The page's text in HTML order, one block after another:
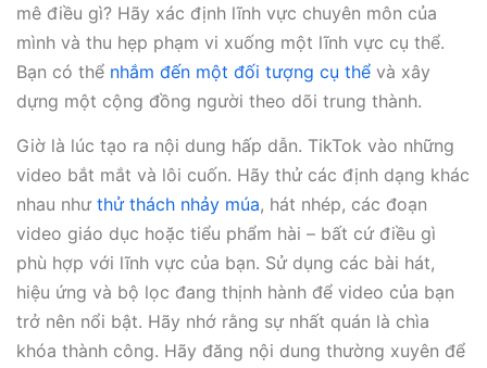
mê điều gì? Hãy xác định lĩnh vực chuyên môn của
mình và thu hẹp phạm vi xuống một lĩnh vực cụ thể.
Bạn có thể nhắm đến một đối tượng cụ thể và xây
dựng một cộng đồng người theo dõi trung thành.
Giờ là lúc tạo ra nội dung hấp dẫn. TikTok vào những
video bắt mắt và lôi cuốn. Hãy thử các định dạng khác
nhau như thử thách nhảy múa, hát nhép, các đoạn
video giáo dục hoặc tiểu phẩm hài – bất cứ điều gì
phù hợp với lĩnh vực của bạn. Sử dụng các bài hát,
hiệu ứng và bộ lọc đang thịnh hành để video của bạn
trở nên nổi bật. Hãy nhớ rằng sự nhất quán là chìa
khóa thành công. Hãy đăng nội dung thường xuyên để